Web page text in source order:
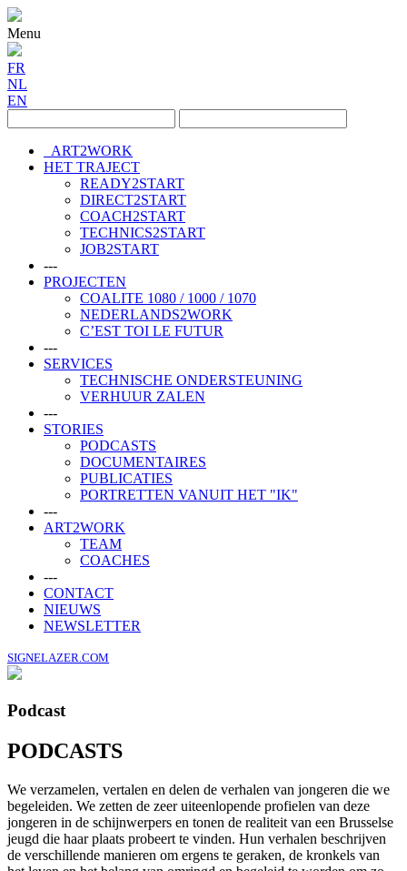
Menu
FR
NL
EN
ART2WORK
HET TRAJECT
READY2START
DIRECT2START
COACH2START
TECHNICS2START
JOB2START
---
PROJECTEN
COALITE 1080 / 1000 / 1070
NEDERLANDS2WORK
C’EST TOI LE FUTUR
---
SERVICES
TECHNISCHE ONDERSTEUNING
VERHUUR ZALEN
---
STORIES
PODCASTS
DOCUMENTAIRES
PUBLICATIES
PORTRETTEN VANUIT HET "IK"
---
ART2WORK
TEAM
COACHES
---
CONTACT
NIEUWS
NEWSLETTER
SIGNELAZER.COM
Podcast
PODCASTS
We verzamelen, vertalen en delen de verhalen van jongeren die we
begeleiden. We zetten de zeer uiteenlopende profielen van deze
jongeren in de schijnwerpers en tonen de realiteit van een Brusselse
jeugd die haar plaats probeert te vinden. Hun verhalen beschrijven
de verschillende manieren om ergens te geraken, de kronkels van